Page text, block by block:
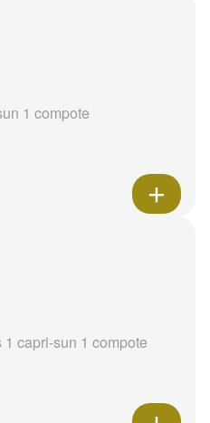
1 compote
capri-sun 1 compote